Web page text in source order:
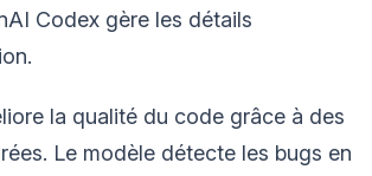
Codex gère les détails
la qualité du code grâce à des
Le modèle détecte les bugs en